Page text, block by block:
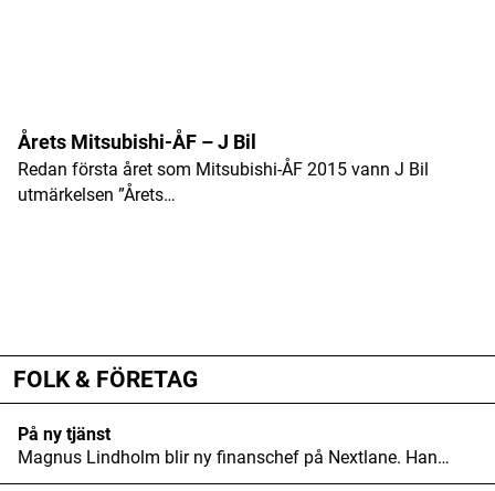
Årets Mitsubishi-ÅF – J Bil
Redan första året som Mitsubishi-ÅF 2015 vann J Bil
utmärkelsen ”Årets…
FOLK & FÖRETAG
På ny tjänst
Magnus Lindholm blir ny finanschef på Nextlane. Han…